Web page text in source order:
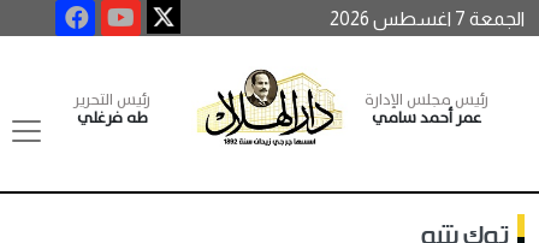
الجمعة 7 اغسطس 2026
رئيس مجلس الإدارة
عمر أحمد سامي
رئيس التحرير
طه فرغلي